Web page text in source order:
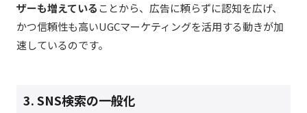
ザーも増えていることから、広告に頼らずに認知を広げ、
かつ信頼性も高いUGCマーケティングを活用する動きが加
速しているのです。
3. SNS検索の一般化